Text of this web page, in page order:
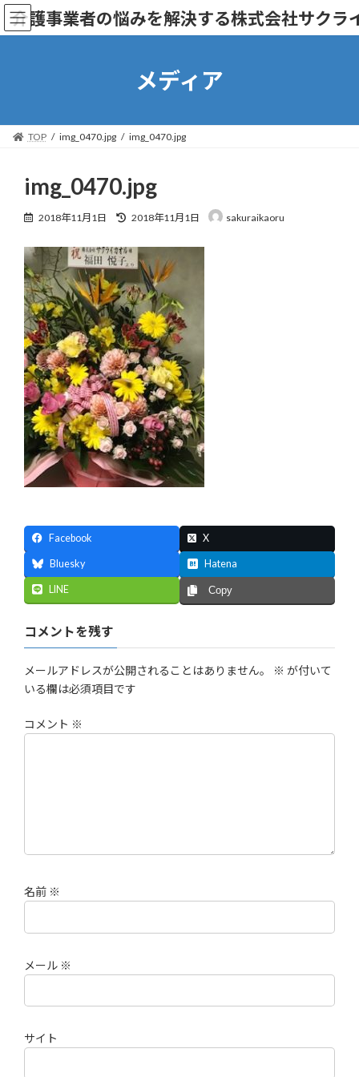
コ
ン
テ
ナ
ビ
ゲ
介護事業者の悩みを解決する株式会社サクラ
メディア
TOP img_0470.jpg img_0470.jpg
img_0470.jpg
2018年11月1日
最
新
日
時
:
2018年11月1日 sakuraikaoru
Facebook X
Bluesky Hatena
LINE Copy
コメントを残す
メールアドレスが公開されることはありません。 ※ が付いて
いる欄は必須項目です
コメント ※
名前 ※
メール ※
サイト